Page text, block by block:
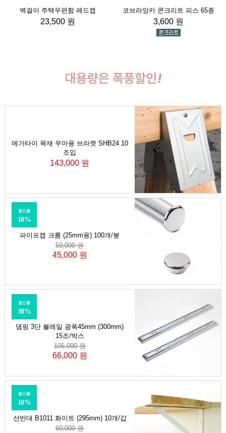
벽걸이 주택우편함 레드캡
23,500 원
코브라앙카 콘크리트 피스 65종
3,600 원
메가타이 목재 우마용 브라켓 SHB24 10
조입
143,000 원
파이프캡 크롬 (25mm용) 100개/봉
할인률
10%
50,000 원
45,000 원
댐핑 3단 볼레일 광폭45mm (300mm)
15조/박스
할인률
38%
105,000 원
66,000 원
선반대 B1011 화이트 (295mm) 10개/갑
할인률
10%
60,000 원